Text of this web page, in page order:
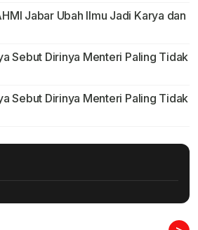
Jabar Ubah Ilmu Jadi Karya dan
Sebut Dirinya Menteri Paling Tidak
Sebut Dirinya Menteri Paling Tidak